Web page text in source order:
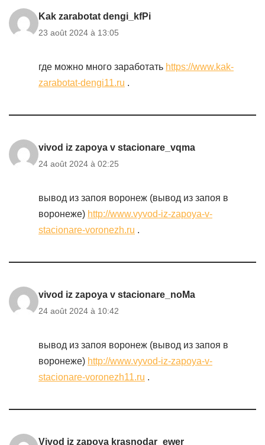
Kak zarabotat dengi_kfPi
23 août 2024 à 13:05
где можно много заработать https://www.kak-
zarabotat-dengi11.ru .
vivod iz zapoya v stacionare_vqma
24 août 2024 à 02:25
вывод из запоя воронеж (вывод из запоя в
воронеже) http://www.vyvod-iz-zapoya-v-
stacionare-voronezh.ru .
vivod iz zapoya v stacionare_noMa
24 août 2024 à 10:42
вывод из запоя воронеж (вывод из запоя в
воронеже) http://www.vyvod-iz-zapoya-v-
stacionare-voronezh11.ru .
Vivod iz zapoya krasnodar_ewer